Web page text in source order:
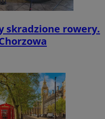
skradzione rowery.